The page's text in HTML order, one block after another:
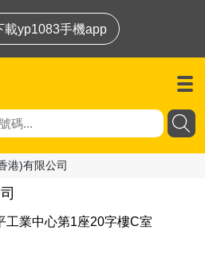
載yp1083手機app
港)有限公司
工業中心第1座20字樓C室